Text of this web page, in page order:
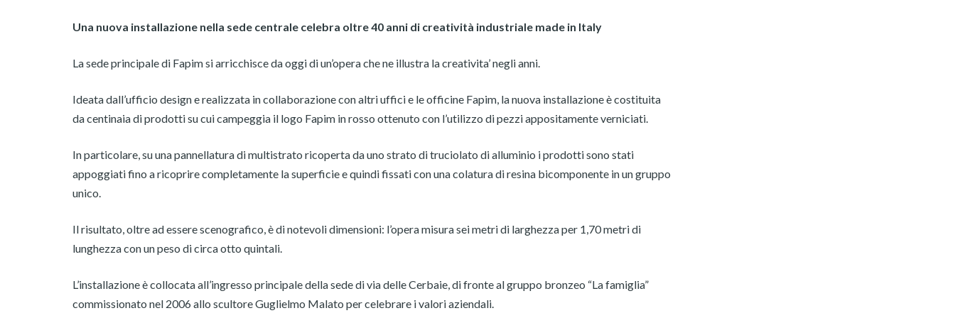
Una nuova installazione nella sede centrale celebra oltre 40 anni di creatività industriale made in Italy
La sede principale di Fapim si arricchisce da oggi di un’opera che ne illustra la creativita’ negli anni.
Ideata dall’ufficio design e realizzata in collaborazione con altri uffici e le officine Fapim, la nuova installazione è costituita
da centinaia di prodotti su cui campeggia il logo Fapim in rosso ottenuto con l’utilizzo di pezzi appositamente verniciati.
In particolare, su una pannellatura di multistrato ricoperta da uno strato di truciolato di alluminio i prodotti sono stati
appoggiati fino a ricoprire completamente la superficie e quindi fissati con una colatura di resina bicomponente in un gruppo
unico.
Il risultato, oltre ad essere scenografico, è di notevoli dimensioni: l’opera misura sei metri di larghezza per 1,70 metri di
lunghezza con un peso di circa otto quintali.
L’installazione è collocata all’ingresso principale della sede di via delle Cerbaie, di fronte al gruppo bronzeo “La famiglia”
commissionato nel 2006 allo scultore Guglielmo Malato per celebrare i valori aziendali.